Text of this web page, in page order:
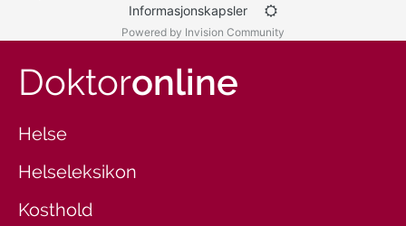
Informasjonskapsler
Powered by Invision Community
Doktoronline
Helse
Helseleksikon
Kosthold